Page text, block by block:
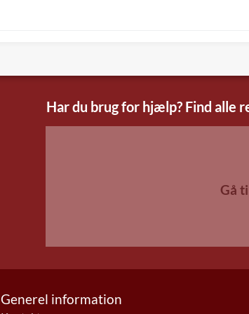
Har du brug for hjælp? Find alle
Gå
Generel information